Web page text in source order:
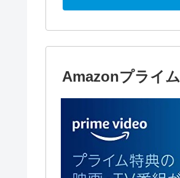
Amazonプライム